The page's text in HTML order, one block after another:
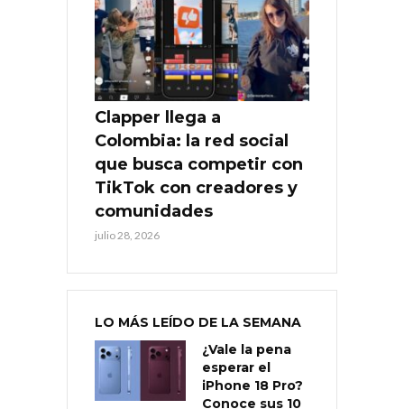
Clapper llega a
Colombia: la red social
que busca competir con
TikTok con creadores y
comunidades
julio 28, 2026
LO MÁS LEÍDO DE LA SEMANA
¿Vale la pena
esperar el
iPhone 18 Pro?
Conoce sus 10